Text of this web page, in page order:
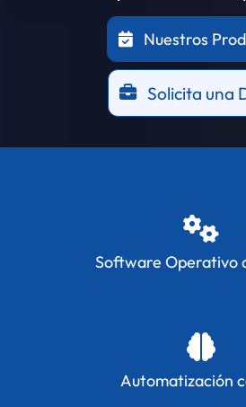
Nuestros
Solicita una
Software Operativo
Automatización